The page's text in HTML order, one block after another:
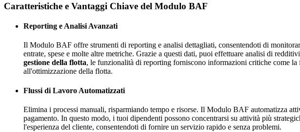
Caratteristiche e Vantaggi Chiave del Modulo BAF
Reporting e Analisi Avanzati
Il Modulo BAF offre strumenti di reporting e analisi dettagliati, consentendoti di
entrate, spese e molte altre metriche. Grazie a questi dati, puoi effettuare analisi di
gestione della flotta, le funzionalità di reporting forniscono informazioni critiche come
all'ottimizzazione della flotta.
Flussi di Lavoro Automatizzati
Elimina i processi manuali, risparmiando tempo e risorse. Il Modulo BAF automatizza
pagamento. In questo modo, i tuoi dipendenti possono concentrarsi su attività più
l'esperienza del cliente, consentendoti di fornire un servizio rapido e senza problemi.